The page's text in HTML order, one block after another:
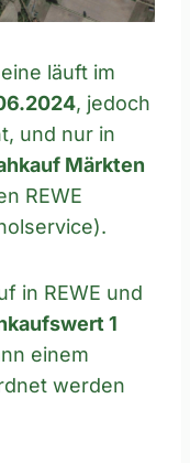
läuft im
, jedoch
und nur in
Märkten
REWE
in REWE und
1
einem
werden